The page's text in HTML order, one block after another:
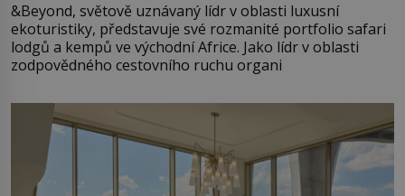
&Beyond, světově uznávaný lídr v oblasti luxusní
ekoturistiky, představuje své rozmanité portfolio safari
lodgů a kempů ve východní Africe. Jako lídr v oblasti
zodpovědného cestovního ruchu organi